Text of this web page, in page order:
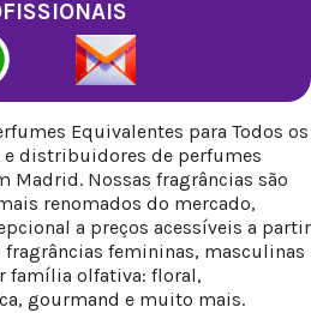
Equivalentes para Todos os
e distribuidores de perfumes
Madrid. Nossas fragrâncias são
renomados do mercado,
a preços acessíveis a partir
fragrâncias femininas, masculinas
família olfativa: floral,
gourmand e muito mais.